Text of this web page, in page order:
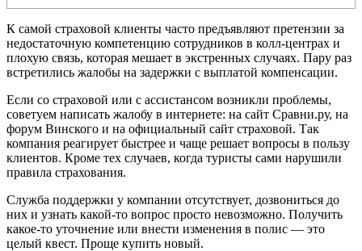
К самой страховой клиенты часто предъявляют претензии за
недостаточную компетенцию сотрудников в колл-центрах и
плохую связь, которая мешает в экстренных случаях. Пару раз
встретились жалобы на задержки с выплатой компенсации.
Если со страховой или с ассистансом возникли проблемы,
советуем написать жалобу в интернете: на сайт Сравни.ру, на
форум Винского и на официальный сайт страховой. Так
компания реагирует быстрее и чаще решает вопросы в пользу
клиентов. Кроме тех случаев, когда туристы сами нарушили
правила страхования.
Служба поддержки у компании отсутствует, дозвониться до
них и узнать какой-то вопрос просто невозможно. Получить
какое-то уточнение или внести изменения в полис — это
целый квест. Проще купить новый.